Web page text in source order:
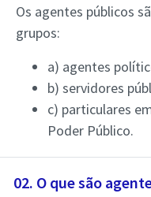
Os agentes públicos
grupos:
a) agentes
b) servidores
c) particulares
Poder Público.
02. O que são